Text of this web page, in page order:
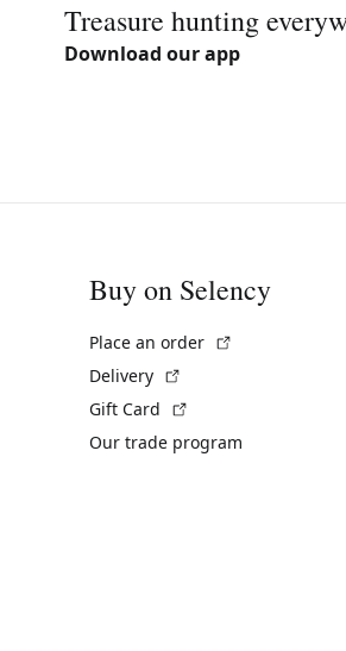
Treasure hunting
Download our app
Buy on Selency
Place an order
Delivery
Gift Card
Our trade program